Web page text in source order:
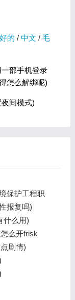
好的 / 中文 / 毛
部手机登录
怎么解绑呢)
间模式)
保护工程职
报复吗)
什么用)
么开frisk
剧情)